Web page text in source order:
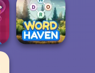
Speed Typing
Test